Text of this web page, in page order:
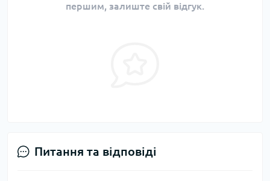
першим, залиште свій відгук.
Питання та відповіді